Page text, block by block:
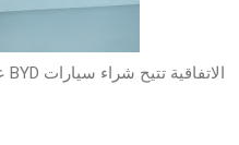
الاتفاقية تتيح شراء سيارات BYD عبر برنامج “أقساطي” بإجراءات مبسّطة وآلية تقسيط مرنة